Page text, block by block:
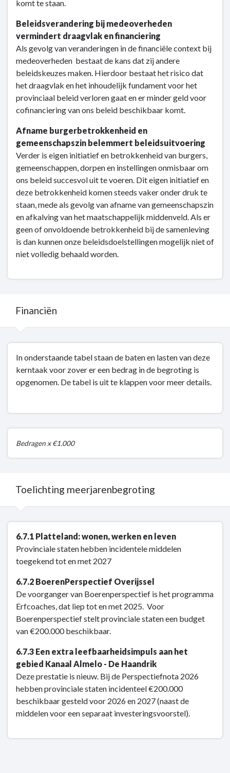
Cultuur
kwaliteit
Risico's
komt te staan.
Beleidsverandering bij medeoverheden
vermindert draagvlak en financiering
Als gevolg van veranderingen in de financiële context bij
medeoverheden bestaat de kans dat zij andere
beleidskeuzes maken. Hierdoor bestaat het risico dat
het draagvlak en het inhoudelijk fundament voor het
provinciaal beleid verloren gaat en er minder geld voor
cofinanciering van ons beleid beschikbaar komt.
Afname burgerbetrokkenheid en
gemeenschapszin belemmert beleidsuitvoering
Verder is eigen initiatief en betrokkenheid van burgers,
gemeenschappen, dorpen en instellingen onmisbaar om
ons beleid succesvol uit te voeren. Dit eigen initiatief en
deze betrokkenheid komen steeds vaker onder druk te
staan, mede als gevolg van afname van gemeenschapszin
en afkalving van het maatschappelijk middenveld. Als er
geen of onvoldoende betrokkenheid bij de samenleving
is dan kunnen onze beleidsdoelstellingen mogelijk niet of
niet volledig behaald worden.
Financiën
navigatie
sociale
kwaliteit
Financiën
In onderstaande tabel staan de baten en lasten van deze
kerntaak voor zover er een bedrag in de begroting is
opgenomen. De tabel is uit te klappen voor meer details.
Bedragen x €1.000
Toelichting meerjarenbegroting
navigatie
Kerntaak
Cultuur
Toelichting
meerjarenbegroting
6.7.1 Platteland: wonen, werken en leven
Provinciale staten hebben incidentele middelen
toegekend tot en met 2027
6.7.2 BoerenPerspectief Overijssel
De voorganger van Boerenperspectief is het programma
Erfcoaches, dat liep tot en met 2025. Voor
Boerenperspectief stelt provinciale staten een budget
van €200.000 beschikbaar.
6.7.3 Een extra leefbaarheidsimpuls aan het
gebied Kanaal Almelo - De Haandrik
Deze prestatie is nieuw. Bij de Perspectiefnota 2026
hebben provinciale staten incidenteel €200.000
beschikbaar gesteld voor 2026 en 2027 (naast de
middelen voor een separaat investeringsvoorstel).